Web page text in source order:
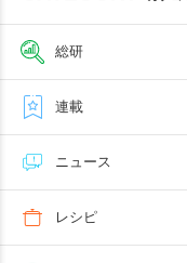
総研
連載
ニュース
レシピ